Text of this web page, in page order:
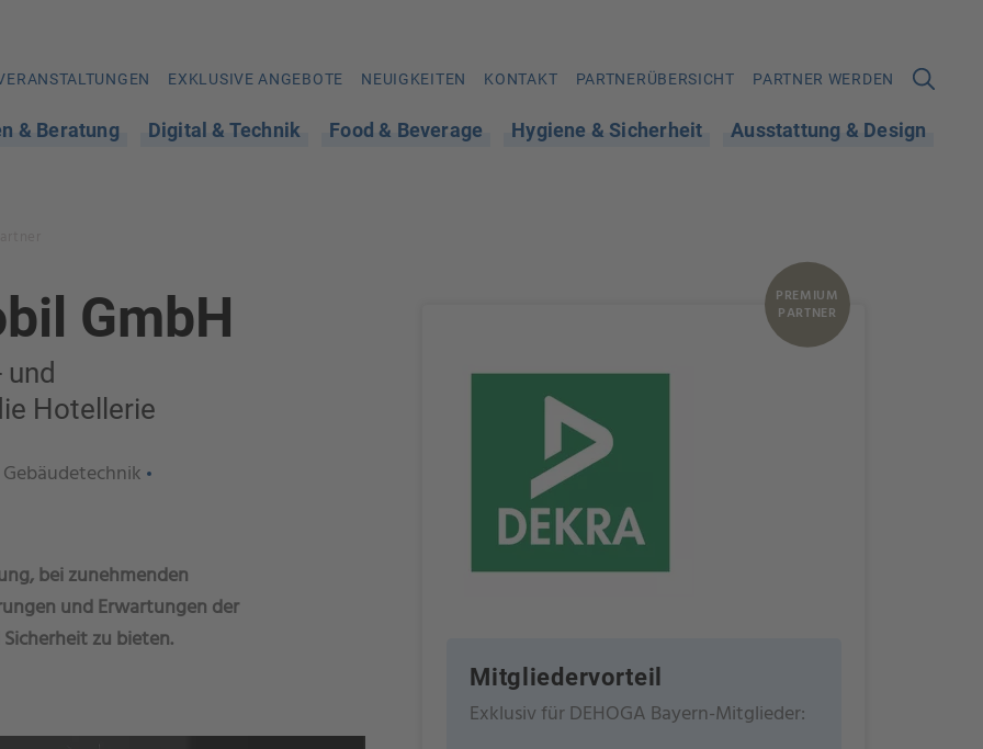
EXKLUSIVE ANGEBOTE NEUIGKEITEN KONTAKT PARTNERÜBERSICHT PARTNER WERDEN
& Beratung Digital & Technik Food & Beverage Hygiene & Sicherheit Ausstattung & Design
PREMIUM
PARTNER
Mitgliedervorteil
Exklusiv für DEHOGA Bayern-Mitglieder:
GmbH
Hotellerie
Gebäudetechnik
bei zunehmenden
und Erwartungen der
zu bieten.